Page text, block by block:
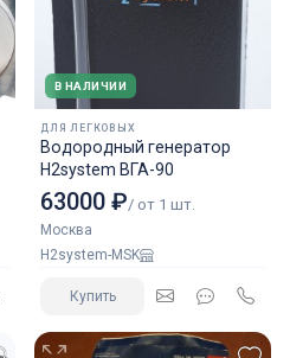
В НАЛИЧИИ
ДЛЯ ЛЕГКОВЫХ
Водородный генератор
H2system ВГА-90
63000 ₽/ от 1 шт.
Москва
H2system-MSK
Купить